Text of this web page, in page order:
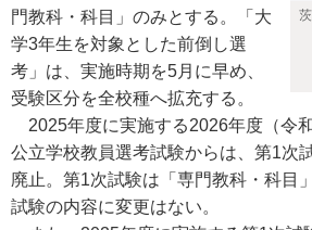
門教科・科目」のみとする。「大
学3年生を対象とした前倒し選
考」は、実施時期を5月に早め、
受験区分を全校種へ拡充する。
2025年度に実施する2026年度（令
公立学校教員選考試験からは、第1次
廃止。第1次試験は「専門教科・科目
試験の内容に変更はない。